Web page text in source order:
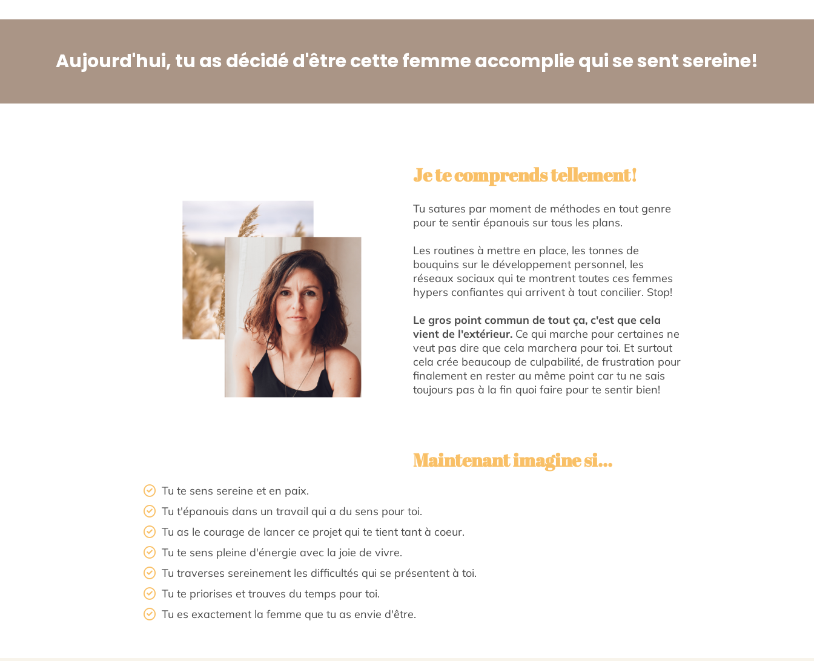
Aujourd'hui, tu as décidé d'être cette femme accomplie qui se sent sereine!
Je te comprends tellement!
Tu satures par moment de méthodes en tout genre
pour te sentir épanouis sur tous les plans.
Les routines à mettre en place, les tonnes de
bouquins sur le développement personnel, les
réseaux sociaux qui te montrent toutes ces femmes
hypers confiantes qui arrivent à tout concilier. Stop!
Le gros point commun de tout ça, c'est que cela
vient de l'extérieur.Ce qui marche pour certaines ne
veut pas dire que cela marchera pour toi. Et surtout
cela crée beaucoup de culpabilité, de frustration pour
finalement en rester au même point car tu ne sais
toujours pas à la fin quoi faire pour te sentir bien!
Maintenant imagine si...
Tu te sens sereine et en paix.
Tu t'épanouis dans un travail qui a du sens pour toi.
Tu as le courage de lancer ce projet qui te tient tant à coeur.
Tu te sens pleine d'énergie avec la joie de vivre.
Tu traverses sereinement les difficultés qui se présentent à toi.
Tu te priorises et trouves du temps pour toi.
Tu es exactement la femme que tu as envie d'être.